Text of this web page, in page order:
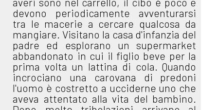
devono periodicamente avventurarsi
tra le macerie a cercare qualcosa da
mangiare. Visitano la casa d'infanzia del
padre ed esplorano un supermarket
abbandonato in cui il figlio beve per la
prima volta un lattina di cola. Quando
incrociano una carovana di predoni
l'uomo è costretto a ucciderne uno che
aveva attentato alla vita del bambino.